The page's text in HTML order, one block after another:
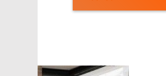
БАНКЕТКИ